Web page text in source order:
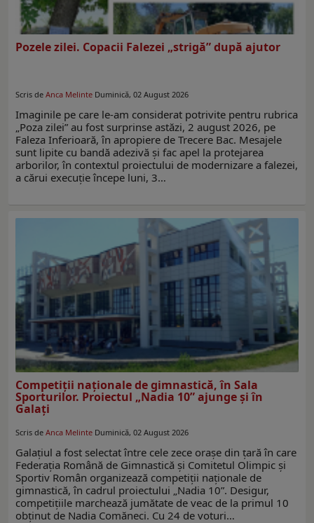
Pozele zilei. Copacii Falezei „strigă” după ajutor
Scris de Anca Melinte Duminică, 02 August 2026
Imaginile pe care le-am considerat potrivite pentru rubrica
„Poza zilei” au fost surprinse astăzi, 2 august 2026, pe
Faleza Inferioară, în apropiere de Trecere Bac. Mesajele
sunt lipite cu bandă adezivă și fac apel la protejarea
arborilor, în contextul proiectului de modernizare a falezei,
a cărui execuție începe luni, 3…
Competiţii naţionale de gimnastică, în Sala
Sporturilor. Proiectul „Nadia 10” ajunge şi în
Galaţi
Scris de Anca Melinte Duminică, 02 August 2026
Galaţiul a fost selectat între cele zece oraşe din ţară în care
Federaţia Română de Gimnastică şi Comitetul Olimpic şi
Sportiv Român organizează competiţii naţionale de
gimnastică, în cadrul proiectului „Nadia 10”. Desigur,
competiţiile marchează jumătate de veac de la primul 10
obţinut de Nadia Comăneci. Cu 24 de voturi…